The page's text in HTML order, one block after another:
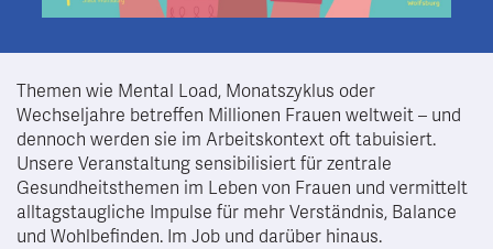
Themen wie Mental Load, Monatszyklus oder
Wechseljahre betreffen Millionen Frauen weltweit – und
dennoch werden sie im Arbeitskontext oft tabuisiert.
Unsere Veranstaltung sensibilisiert für zentrale
Gesundheitsthemen im Leben von Frauen und vermittelt
alltagstaugliche Impulse für mehr Verständnis, Balance
und Wohlbefinden. Im Job und darüber hinaus.